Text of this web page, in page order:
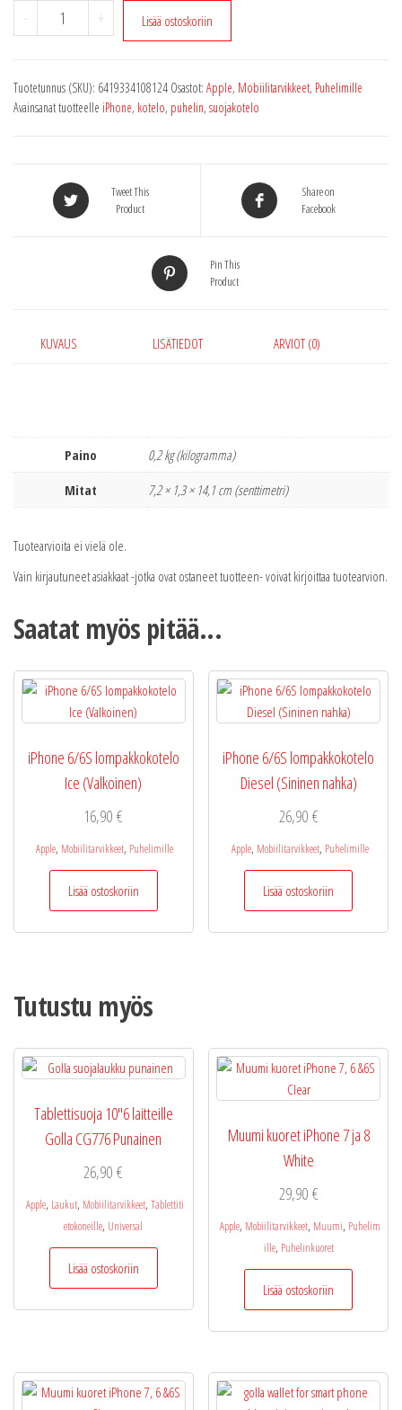
-
iPhone
6/6S
määrä
+ Lisää ostoskoriin
Tuotetunnus (SKU): 6419334108124 Osastot: Apple, Mobiilitarvikkeet, Puhelimille
Avainsanat tuotteelle iPhone, kotelo, puhelin, suojakotelo
Tweet This
Product
Share on
Facebook
Pin This
Product
KUVAUS LISÄTIEDOT ARVIOT (0)
Paino
0,2 kg (kilogramma)
Mitat
7,2 × 1,3 × 14,1 cm (senttimetri)
Tuotearvioita ei vielä ole.
Vain kirjautuneet asiakkaat -jotka ovat ostaneet tuotteen- voivat kirjoittaa tuotearvion.
Saatat myös pitää...
iPhone 6/6S lompakkokotelo
Ice (Valkoinen)
16,90€
Apple, Mobiilitarvikkeet, Puhelimille
Lisää ostoskoriin
iPhone 6/6S lompakkokotelo
Diesel (Sininen nahka)
26,90 €
Apple, Mobiilitarvikkeet, Puhelimille
Lisää ostoskoriin
Tutustu myös
Tablettisuoja 10″6 laitteille
Golla CG776 Punainen
26,90€
Apple, Laukut, Mobiilitarvikkeet, Tablettiti
etokoneille, Universal
Lisää ostoskoriin
Muumi kuoret iPhone 7 ja 8
White
29,90 €
Apple, Mobiilitarvikkeet, Muumi, Puhelim
ille, Puhelinkuoret
Lisää ostoskoriin